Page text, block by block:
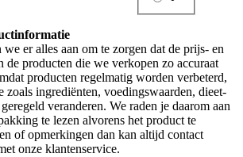
er alles aan om te zorgen dat de prijs- en
de producten die we verkopen zo accuraat
producten regelmatig worden verbeterd,
zoals ingrediënten, voedingswaarden, dieet-
veranderen. We raden je daarom aan
te lezen alvorens het product te
of opmerkingen dan kan altijd contact
onze klantenservice.